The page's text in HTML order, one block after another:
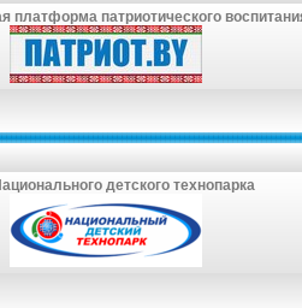
платформа патриотического
детского технопарка